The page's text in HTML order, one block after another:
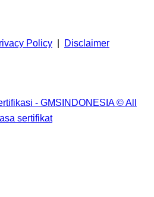
Policy Disclaimer
- GMSINDONESIA © All
sertifikat